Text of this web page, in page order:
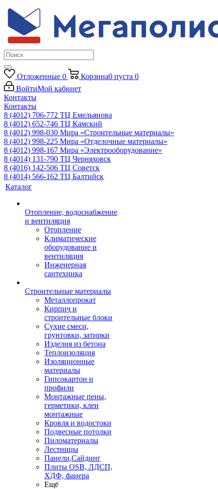
Отложенные 0 Корзина0 пуста 0
ВойтиМой кабинет
Контакты
Контакты
8 (4012) 706-772 ТЦ Емельянова
8 (4012) 652-746 ТЦ Камский
8 (4012) 998-030 Мира «Строительные материалы»
8 (4012) 998-225 Мира «Отделочные материалы»
8 (4012) 998-167 Мира «Электрооборудование»
8 (4014) 131-790 ТЦ Черняховск
8 (4016) 142-506 ТЦ Советск
8 (4014) 566-162 ТЦ Балтийск
Каталог
Отопление, водоснабжение
и вентиляция
Отопление
Климатические
оборудование и
вентиляция
Инженерная
сантехника
Строительные материалы
Металлопрокат
Кирпич и
строительные блоки
Сухие смеси,
грунтовки, затирки
Изделия из бетона
Теплоизоляция
Изоляционные
материалы
Гипсокартон и
профили
Монтажные пены,
герметики, клеи
монтажные
Кровля и водостоки
Подвесные потолки
Пиломатериалы
Лестницы
Панели,Сайдинг
Плиты OSB, ЛДСП,
ХДФ, фанера
Ещё